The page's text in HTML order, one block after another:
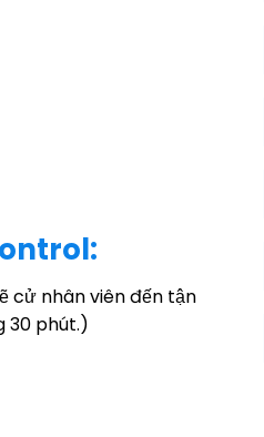
cử nhân viên đến tận
30 phút.)